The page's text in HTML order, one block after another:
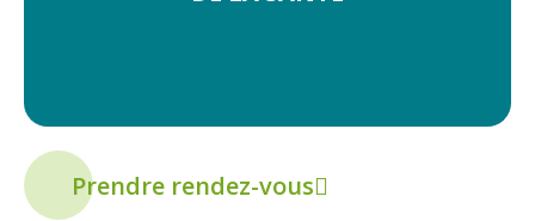
Prendre rendez-vous